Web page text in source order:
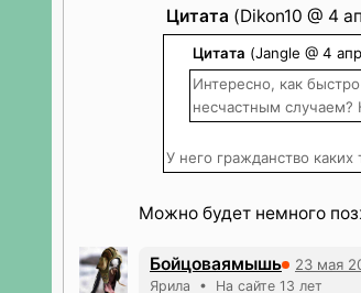
Цитата (Dikon10 @ 4
Цитата (Jangle @ 4
Интересно, как
несчастным случаем?
У него гражданство
Можно будет немного
Бойцоваямышь 23 мая
Ярила • На сайте 13 лет